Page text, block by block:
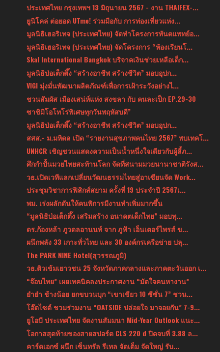
ประเทศไทย กรุงเทพฯ 13 มิถุนายน 2567 - งาน THAIFEX-...
ยูนิโคล่ ต่อยอด UTme! ร่วมมือกับ การท่องเที่ยวแห่ง...
มูลนิธิเฮอริเทจ (ประเทศไทย) จัดทำโครงการทันตแพทย์อ...
มูลนิธิเฮอริเทจ (ประเทศไทย) จัดโครงการ “ห้องเรียนโ...
Skal International Bangkok บริจาคเงินช่วยเหลือเด็ก...
มูลนิธิป่อเต็กตึ๊ง “สร้างอาชีพ สร้างชีวิต” มอบอุปก...
VIGI มุ่งมั่นพัฒนาผลิตภัณฑ์เพื่อการเฝ้าระวังอย่างไ...
ชวนสัมผัส เมืองเสน่ห์แห่ง สงขลา กับ คนละเป็ก EP.29-30
ซาชิมิโอโทโร่พิเศษทุกวันพฤหัสบดี”
มูลนิธิป่อเต็กตึ๊ง “สร้างอาชีพ สร้างชีวิต” มอบอุปก...
สสส.- ม.มหิดล เปิด “รายงานสุขภาพคนไทย 2567” พบเทคโ...
UNHCR เชิญชวนแสดงความเป็นน้ำหนึ่งใจเดียวกับผู้ลี้ภ...
ศึกกำปั้นมวยไทยสะท้านโลก จัดที่สนามมวยนานาชาติรังส...
วธ.เปิดเวทีแลกเปลี่ยนวัฒนธรรมไทยสู่อาเซียนจัด Work...
ประชุมวิชาการฟิสิกส์สยาม ครั้งที่ 19 ประจำปี 2567เ...
พม. เร่งผลักดันให้คนพิการมีงานทำเพิ่มมากขึ้น
“มูลนิธิป่อเต็กตึ๊ง เสริมสร้าง อนาคตเด็กไทย” มอบทุ...
ดร.ก้องหล้า ภูวดลอานนท์ จาก ภูฟ้า เอ็นเตอร์ไพรส์ ข...
ผนึกพลัง 33 เกาะทั่วไทย และ 30 องค์กรเครือข่าย ปลุ...
The PARK NINE Hotel(สุวรรณภูมิ)
วธ.ติวเข้มเยาวชน 25 จังหวัดภาคกลางและภาคตะวันออก เ...
“จ๊อบไทย” เผยเทคนิคลงประกาศงาน “มัดใจคนหางาน”
ยำยำ ช้างน้อย ยกขบวนบุก “เขาเขียว 10 ซีซั่น 7” ชวน...
โอ๊ตไซด์ ชวมร่วมงาน “OATSIDE ปล่อยใจ มาจอยกัน” 7-9...
ยูโอบี ประเทศไทย จัดงานสัมมนา Mid-Year Outlook แนะ...
โอกาสสุดท้ายของสายสปอร์ต CLS 220 d ปิดจบที่ 3.88 ล...
คาร์ดเอกซ์ ผนึก เซ็นทรัล รีเทล จัดเต็ม จัดใหญ่ รับ...